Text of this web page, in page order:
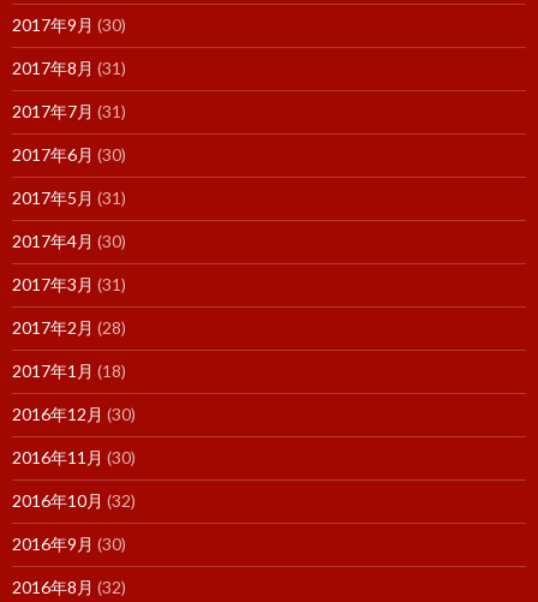
2017年9月 (30)
2017年8月 (31)
2017年7月 (31)
2017年6月 (30)
2017年5月 (31)
2017年4月 (30)
2017年3月 (31)
2017年2月 (28)
2017年1月 (18)
2016年12月 (30)
2016年11月 (30)
2016年10月 (32)
2016年9月 (30)
2016年8月 (32)